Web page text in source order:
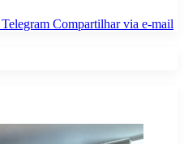
Telegram Compartilhar via e-mail